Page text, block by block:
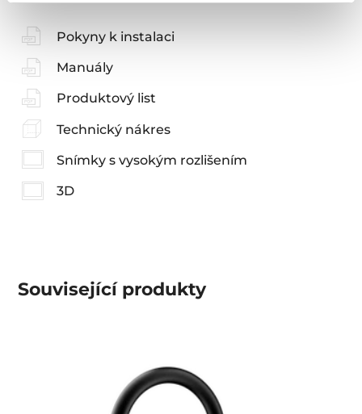
Pokyny k instalaci
Manuály
Produktový list
Technický nákres
Snímky s vysokým rozlišením
3D
Související produkty